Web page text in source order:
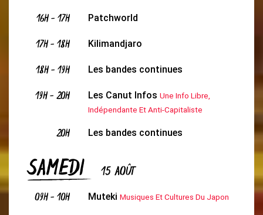
16H-17H Patchworld
17H-18H Kilimandjaro
18H-19H Les bandes continues
19H-20H Les Canut Infos Une Info Libre,
Indépendante Et Anti-Capitaliste
20H Les bandes continues
SAMEDI 15 AOÛT
09H-10H Muteki Musiques Et Cultures Du Japon